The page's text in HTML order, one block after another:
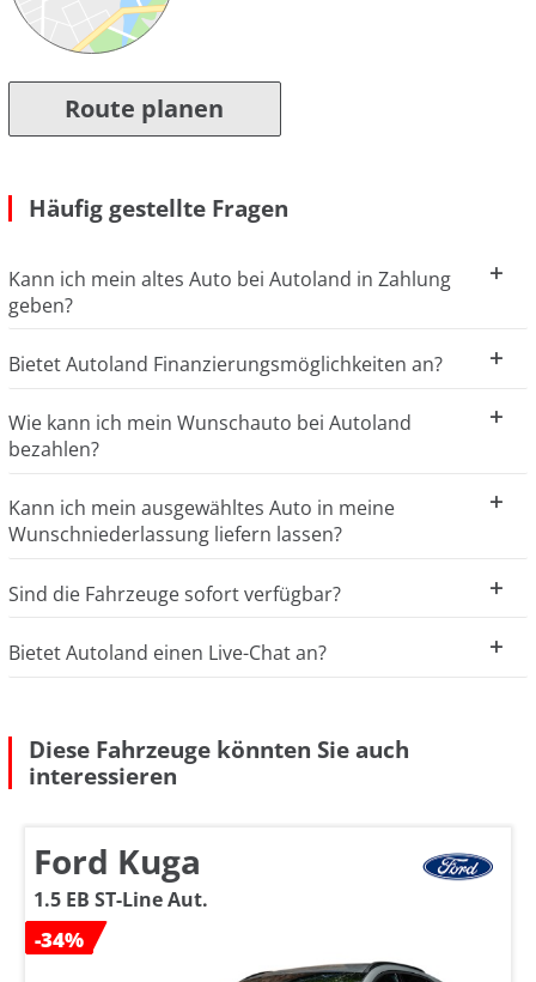
Route planen
Häufig gestellte Fragen
Kann ich mein altes Auto bei Autoland in Zahlung
geben?
Bietet Autoland Finanzierungsmöglichkeiten an?
Wie kann ich mein Wunschauto bei Autoland
bezahlen?
Kann ich mein ausgewähltes Auto in meine
Wunschniederlassung liefern lassen?
Sind die Fahrzeuge sofort verfügbar?
Bietet Autoland einen Live-Chat an?
Diese Fahrzeuge könnten Sie auch
interessieren
Ford Kuga
1.5 EB ST-Line Aut.
-34%